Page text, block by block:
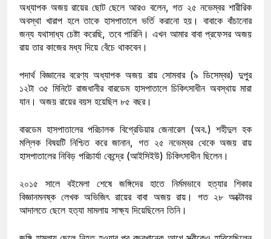
অধ্যাপক অজয় রায়ের ছোট ছেলে আরও বলেন, গত ২৫ নভেম্বর শারীরিক
অবস্থা খারাপ হলে তাকে হাসপাতালে ভর্তি করানো হয়। বাবাকে বাঁচানোর
জন্য যথাসাধ্য চেষ্টা করেছি, তবে পারিনি। এখন আমার বাবা প্রফেসর অজয়
রায় তার কাজের মধ্য দিয়ে বেঁচে থাকবেন।
পদার্থ বিজ্ঞানের বরেণ্য অধ্যাপক অজয় রায় সোমবার (৯ ডিসেম্বর) দুপুর
১২টা ৩৫ মিনিটে রাজধানীর বারডেম হাসপাতালে চিকিৎসাধীন অবস্থায় মারা
যান। অজয় রায়ের বয়স হয়েছিল ৮৫ বছর।
বারডেম হাসপাতালের পরিচালক বিগ্রেডিয়ার জেনারেল (অব.) শহীদুল হক
মল্লিক বিষয়টি নিশ্চিত করে জানান, গত ২৫ নভেম্বর থেকে অজয় রায়
হাসপাতালের নিবিড় পরিচার্যা কেন্দ্রে (আইসিইউ) চিকিৎসাধীন ছিলেন।
২০১৫ সালে বইমেলা শেষে জঙ্গিদের হাতে নির্মমভাবে হত্যার শিকার
বিজ্ঞানমনষ্ক লেখক অভিজিৎ রায়ের বাবা অজয় রায়। গত ২৮ অক্টোবর
আদালতে ছেলে হত্যা মামলায় সাক্ষ্য দিয়েছিলেন তিনি।